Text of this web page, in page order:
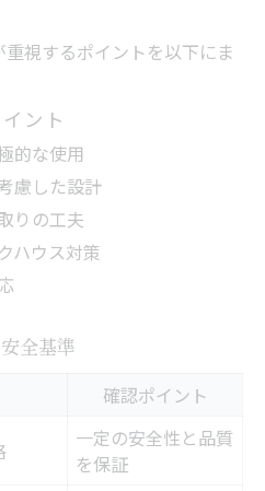
視するポイントを以下にま
ント
的な使用
慮した設計
りの工夫
ハウス対策
全基準
確認ポイント
一定の安全性と品質
を保証